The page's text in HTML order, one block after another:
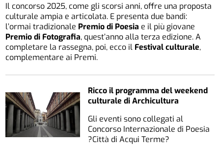
Il concorso 2025, come gli scorsi anni, offre una proposta
culturale ampia e articolata. E presenta due bandi:
l’ormai tradizionale Premio di Poesia e il più giovane
Premio di Fotografia, quest’anno alla terza edizione. A
completare la rassegna, poi, ecco il Festival culturale,
complementare ai Premi.
Ricco il programma del weekend
culturale di Archicultura
Gli eventi sono collegati al
Concorso Internazionale di Poesia
?Città di Acqui Terme?